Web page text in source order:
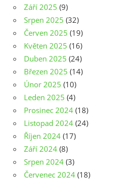
Září 2025 (9)
Srpen 2025 (32)
Červen 2025 (19)
Květen 2025 (16)
Duben 2025 (24)
Březen 2025 (14)
Únor 2025 (10)
Leden 2025 (4)
Prosinec 2024 (18)
Listopad 2024 (24)
Říjen 2024 (17)
Září 2024 (8)
Srpen 2024 (3)
Červenec 2024 (18)